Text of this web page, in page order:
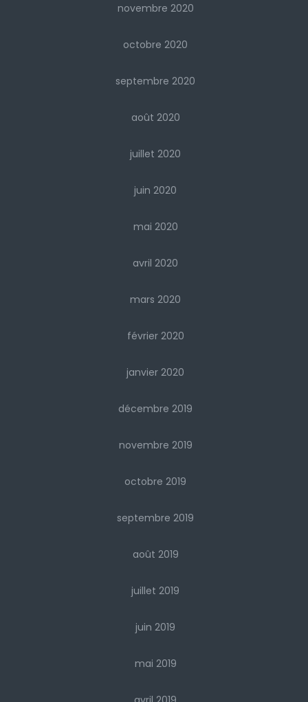
novembre 2020
octobre 2020
septembre 2020
août 2020
juillet 2020
juin 2020
mai 2020
avril 2020
mars 2020
février 2020
janvier 2020
décembre 2019
novembre 2019
octobre 2019
septembre 2019
août 2019
juillet 2019
juin 2019
mai 2019